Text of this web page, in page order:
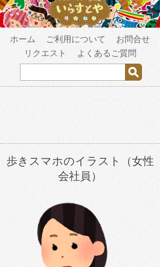
ホーム ご利用について
お問合せ
リクエスト
よくあるご質問
歩きスマホのイラスト（女性
会社員）